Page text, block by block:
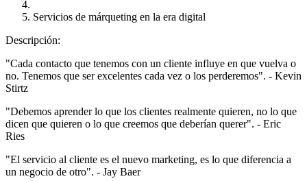
Servicios de márqueting en la era digital
Descripción:
"Cada contacto que tenemos con un cliente influye en que vuelva o
no. Tenemos que ser excelentes cada vez o los perderemos". - Kevin
Stirtz
"Debemos aprender lo que los clientes realmente quieren, no lo que
dicen que quieren o lo que creemos que deberían querer". - Eric
Ries
"El servicio al cliente es el nuevo marketing, es lo que diferencia a
un negocio de otro". - Jay Baer